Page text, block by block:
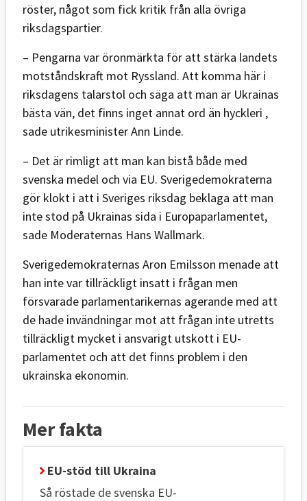
röster, något som fick kritik från alla övriga
riksdagspartier.
– Pengarna var öronmärkta för att stärka landets
motståndskraft mot Ryssland. Att komma här i
riksdagens talarstol och säga att man är Ukrainas
bästa vän, det finns inget annat ord än hyckleri ,
sade utrikesminister Ann Linde.
– Det är rimligt att man kan bistå både med
svenska medel och via EU. Sverigedemokraterna
gör klokt i att i Sveriges riksdag beklaga att man
inte stod på Ukrainas sida i Europaparlamentet,
sade Moderaternas Hans Wallmark.
Sverigedemokraternas Aron Emilsson menade att
han inte var tillräckligt insatt i frågan men
försvarade parlamentarikernas agerande med att
de hade invändningar mot att frågan inte utretts
tillräckligt mycket i ansvarigt utskott i EU-
parlamentet och att det finns problem i den
ukrainska ekonomin.
Mer fakta
EU-stöd till Ukraina
Så röstade de svenska EU-